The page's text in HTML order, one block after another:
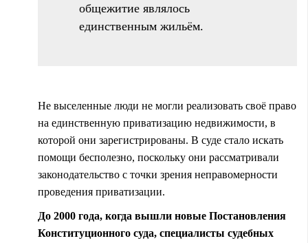
общежитие являлось
единственным жильём.
Не выселенные люди не могли реализовать своё право
на единственную приватизацию недвижимости, в
которой они зарегистрированы. В суде стало искать
помощи бесполезно, поскольку они рассматривали
законодательство с точки зрения неправомерности
проведения приватизации.
До 2000 года, когда вышли новые Постановления
Конституционного суда, специалисты судебных